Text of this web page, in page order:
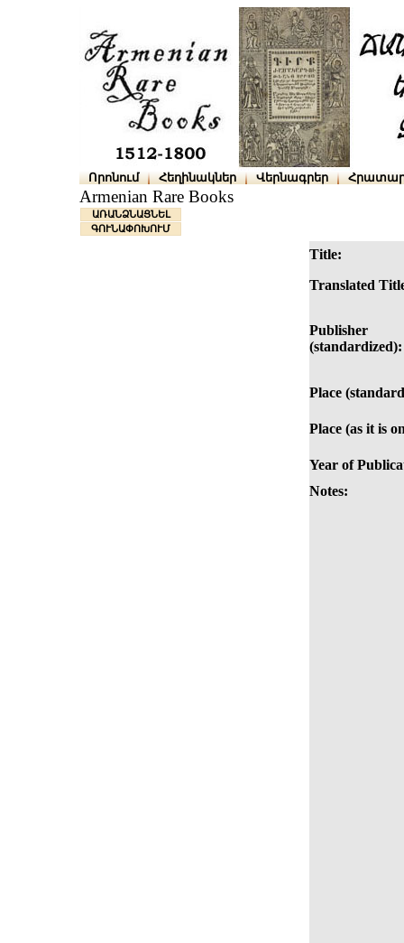
Որոնում Հեղինակներ Վերնագրեր
Armenian Rare Books
ԱՌԱՆՁՆԱՑՆԵԼ
ԳՈՒՆԱՓՈԽՈՒՄ
Title:
Translated
Publisher
(standardized):
Place
Place (as it is
Year of
Notes: